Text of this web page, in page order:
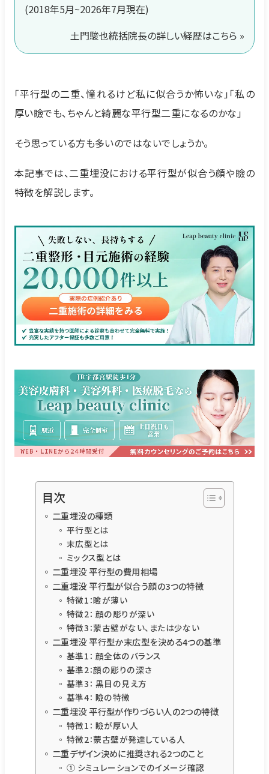
(2018年5月~2026年7月現在)
土門駿也統括院長の詳しい経歴はこちら »
「平行型の二重、憧れるけど私に似合うか怖いな」「私の
厚い瞼でも、ちゃんと綺麗な平行型二重になるのかな」
そう思っている方も多いのではないでしょうか。
本記事では、二重埋没における平行型が似合う顔や瞼の
特徴を解説します。
目次
二重埋没の種類
平行型とは
末広型とは
ミックス型とは
二重埋没 平行型の費用相場
二重埋没 平行型が似合う顔の3つの特徴
特徴1：瞼が薄い
特徴2： 顔の彫りが深い
特徴3：蒙古壁がない、または少ない
二重埋没 平行型か末広型を決める4つの基準
基準1： 顔全体のバランス
基準2：顔の彫りの深さ
基準3： 黒目の見え方
基準4： 瞼の特徴
二重埋没 平行型が作りづらい人の2つの特徴
特徴1： 瞼が厚い人
特徴2：蒙古壁が発達している人
二重デザイン決めに推奨される2つのこと
① シミュレーションでのイメージ確認